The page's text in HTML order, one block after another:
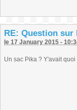
RE: Question sur
le 17 January 2015 -
Un sac Pika ? Y'avait